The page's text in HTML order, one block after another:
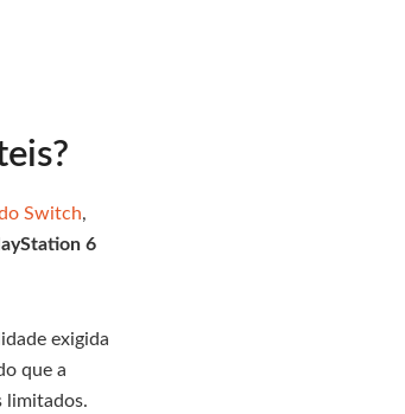
Switch,
6
exigida
que a
limitados.